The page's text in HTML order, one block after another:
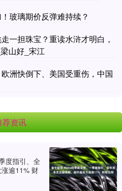
玻璃期价反弹难持续？
一担珠宝？重读水浒才明白，
山好_宋江
洲快倒下、美国受重伤，中国
荐资讯
度指引、全
逾11% 财